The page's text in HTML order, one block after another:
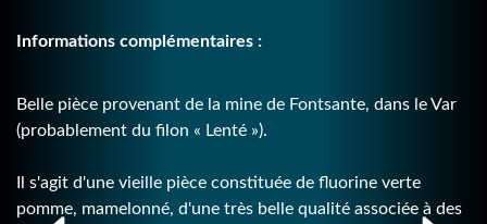
Informations complémentaires :
Belle pièce provenant de la mine de Fontsante, dans le Var
(probablement du filon « Lenté »).
Il s'agit d'une vieille pièce constituée de fluorine verte
pomme, mamelonné, d'une très belle qualité associée à des